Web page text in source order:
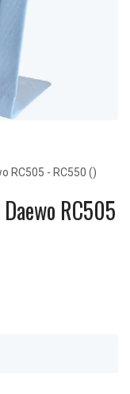
RC505 - RC550 ()
RC505